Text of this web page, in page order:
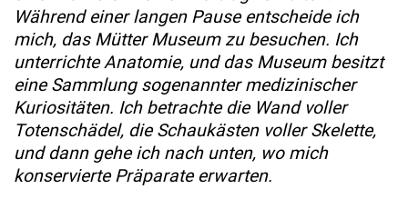
Während einer langen Pause entscheide ich
mich, das Mütter Museum zu besuchen. Ich
unterrichte Anatomie, und das Museum besitzt
eine Sammlung sogenannter medizinischer
Kuriositäten. Ich betrachte die Wand voller
Totenschädel, die Schaukästen voller Skelette,
und dann gehe ich nach unten, wo mich
konservierte Präparate erwarten.